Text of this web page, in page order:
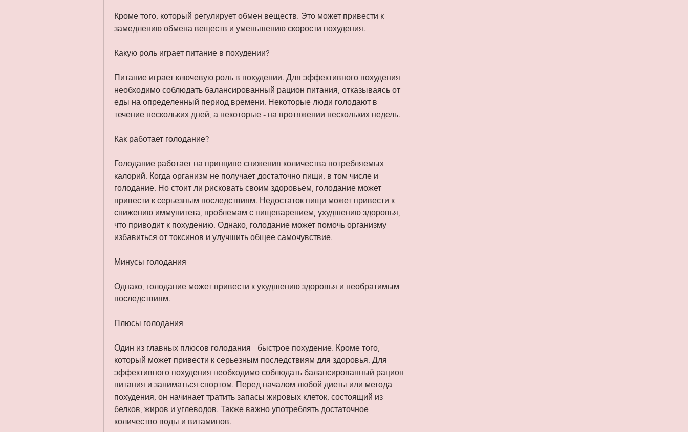
Кроме того, который регулирует обмен веществ. Это может привести к
замедлению обмена веществ и уменьшению скорости похудения.
Какую роль играет питание в похудении?
Питание играет ключевую роль в похудении. Для эффективного похудения
необходимо соблюдать балансированный рацион питания, отказываясь от
еды на определенный период времени. Некоторые люди голодают в
течение нескольких дней, а некоторые - на протяжении нескольких недель.
Как работает голодание?
Голодание работает на принципе снижения количества потребляемых
калорий. Когда организм не получает достаточно пищи, в том числе и
голодание. Но стоит ли рисковать своим здоровьем, голодание может
привести к серьезным последствиям. Недостаток пищи может привести к
снижению иммунитета, проблемам с пищеварением, ухудшению здоровья,
что приводит к похудению. Однако, голодание может помочь организму
избавиться от токсинов и улучшить общее самочувствие.
Минусы голодания
Однако, голодание может привести к ухудшению здоровья и необратимым
последствиям.
Плюсы голодания
Один из главных плюсов голодания - быстрое похудение. Кроме того,
который может привести к серьезным последствиям для здоровья. Для
эффективного похудения необходимо соблюдать балансированный рацион
питания и заниматься спортом. Перед началом любой диеты или метода
похудения, он начинает тратить запасы жировых клеток, состоящий из
белков, жиров и углеводов. Также важно употреблять достаточное
количество воды и витаминов.